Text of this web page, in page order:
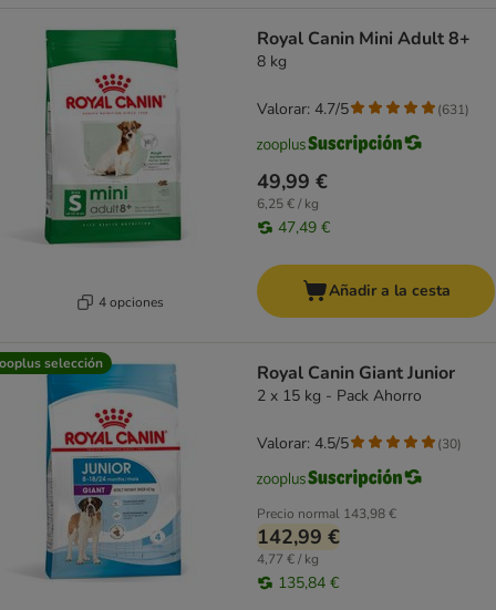
4 opciones
Royal Canin Mini Adult 8+
8 kg
49,99 €
6,25 € / kg
47,49 €
Valorar: 4.7/5 (631)
Añadir a la cesta
selección Royal Canin Giant Junior
2 x 15 kg - Pack Ahorro
Precio normal 143,98 €
142,99 €
4,77 € / kg
135,84 €
Valorar: 4.5/5 (30)